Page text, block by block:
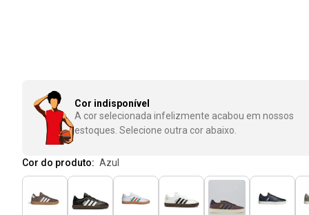
Cor indisponível
A cor selecionada infelizmente acabou em nossos
estoques. Selecione outra cor abaixo.
Cor do produto: azul